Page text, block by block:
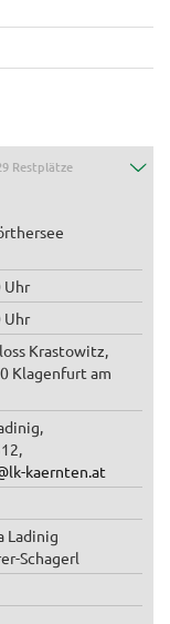
Restplätze
Uhr
Uhr
Krastowitz,
Klagenfurt am
kaernten.at
Ladinig
Schagerl